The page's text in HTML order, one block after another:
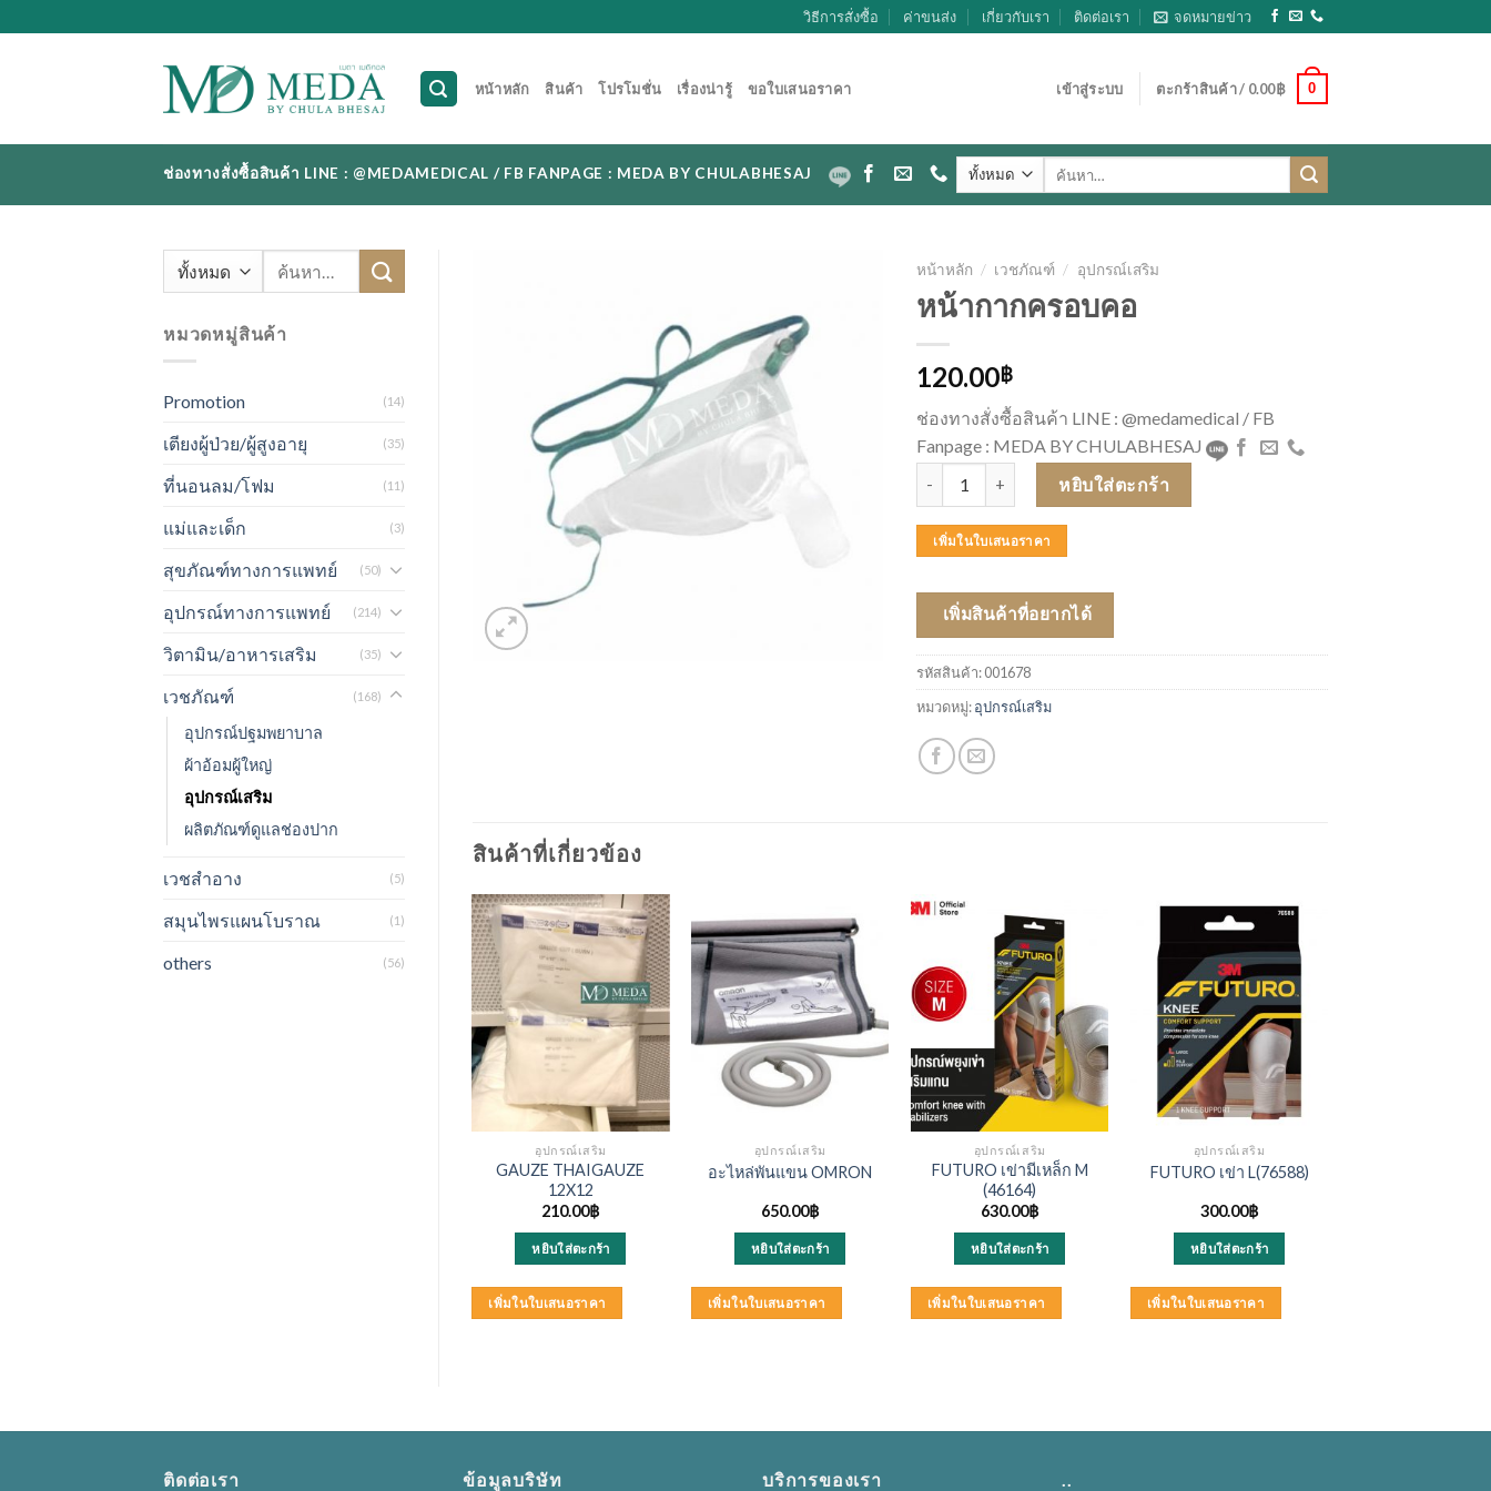
to
วิธีการสั่งซื้อ ค่าขนส่ง เกี่ยวกับเรา ติดต่อเรา จดหมายข่าว
หน้าหลัก สินค้า โปรโมชั่น เรื่องน่ารู้ ขอใบเสนอราคา เข้าสู่ระบบ ตะกร้าสินค้า / 0.00฿ 0
ช่องทางสั่งซื้อสินค้า LINE : @MEDAMEDICAL / FB FANPAGE : MEDA BY CHULABHESAJ ค้นหา:
ค้นหา:
หมวดหมู่สินค้า
Promotion (14)
เตียงผู้ป่วย/ผู้สูงอายุ (35)
ที่นอนลม/โฟม (11)
แม่และเด็ก (3)
สุขภัณฑ์ทางการแพทย์ (50)
อุปกรณ์ทางการแพทย์ (214)
วิตามิน/อาหารเสริม (35)
เวชภัณฑ์ (168)
อุปกรณ์ปฐมพยาบาล
ผ้าอ้อมผู้ใหญ่
อุปกรณ์เสริม
ผลิตภัณฑ์ดูแลช่องปาก
เวชสำอาง (5)
สมุนไพรแผนโบราณ (1)
others (56)
หน้าหลัก / เวชภัณฑ์ / อุปกรณ์เสริม
หน้ากากครอบคอ
120.00฿
ช่องทางสั่งซื้อสินค้า LINE : @medamedical / FB
Fanpage : MEDA BY CHULABHESAJ
จำนวน หน้ากากครอบคอ ชิ้นหยิบใส่ตะกร้า
เพิ่มในใบเสนอราคา
เพิ่มสินค้าที่อยากได้
รหัสสินค้า:001678
หมวดหมู่:อุปกรณ์เสริม
สินค้าที่เกี่ยวข้อง
อุปกรณ์เสริม
GAUZE THAIGAUZE
12X12
210.00฿
หยิบใส่ตะกร้า
เพิ่มในใบเสนอราคา
อุปกรณ์เสริม
อะไหล่พันแขน OMRON
650.00฿
หยิบใส่ตะกร้า
เพิ่มในใบเสนอราคา
อุปกรณ์เสริม
FUTURO เข่ามีเหล็ก M
(46164)
630.00฿
หยิบใส่ตะกร้า
เพิ่มในใบเสนอราคา
อุปกรณ์เสริม
FUTURO เข่า L(76588)
300.00฿
หยิบใส่ตะกร้า
เพิ่มในใบเสนอราคา
options
ติดต่อเรา ข้อมูลบริษัท บริการของเรา ..